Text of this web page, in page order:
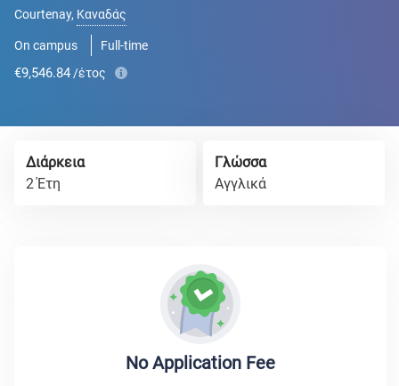
Courtenay, Καναδάς
On campus Full-time
€9,546.84 /έτος
Διάρκεια
2 Έτη
Γλώσσα
Αγγλικά
No Application Fee